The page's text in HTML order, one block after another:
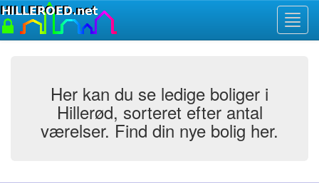
Her kan du se ledige boliger i
Hillerød, sorteret efter antal
værelser. Find din nye bolig her.